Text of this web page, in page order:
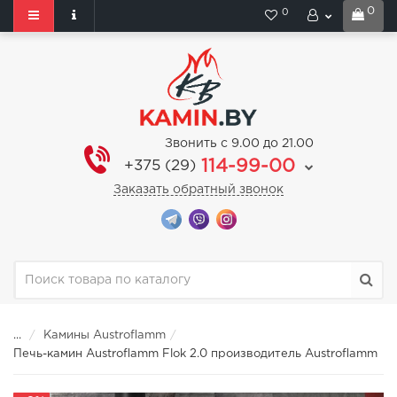
0
0
Звонить с 9.00 до 21.00
+375 (29) 114-99-00
Заказать обратный звонок
...
Камины Austroflamm
Печь-камин Austroflamm Flok 2.0 производитель Austroflamm